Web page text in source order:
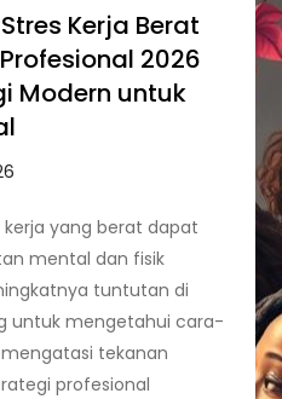
Kerja Berat
2026
Modern untuk
yang berat dapat
mental dan fisik
tuntutan di
untuk mengetahui cara-
tekanan
profesional